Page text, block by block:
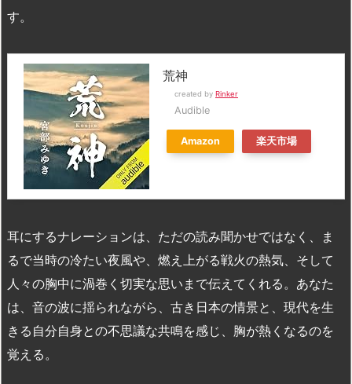
す。
荒神
created by Rinker
Audible
Amazon 楽天市場
耳にするナレーションは、ただの読み聞かせではなく、ま
るで当時の冷たい夜風や、燃え上がる戦火の熱気、そして
人々の胸中に渦巻く切実な思いまで伝えてくれる。あなた
は、音の波に揺られながら、古き日本の情景と、現代を生
きる自分自身との不思議な共鳴を感じ、胸が熱くなるのを
覚える。